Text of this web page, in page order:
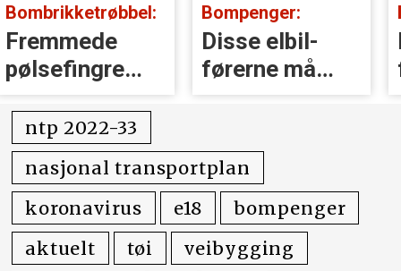
Bombrikketrøbbel:
Fremmede
pølsefingre
kansellerte
Jørgens
bombrikke
Bompenger:
Disse elbil-
førerne må
betale full
ntp 2022-33
nasjonal transportplan
koronavirus
e18
bompenger
aktuelt
tøi
veibygging